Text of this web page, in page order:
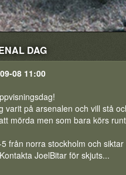
DAG
08 11:00
varit på arsenalen och vill stå
mörda men som bara körs
från norra stockholm och
JoelBitar för skjuts...